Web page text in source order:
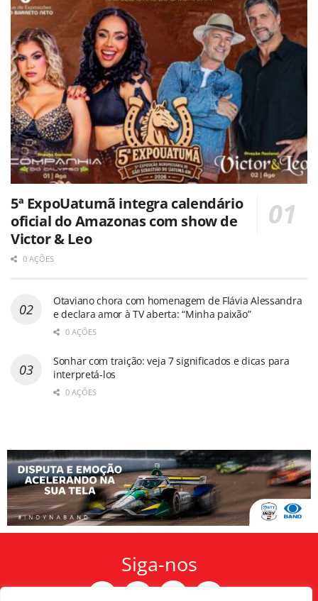
5ª ExpoUatumã integra calendário
oficial do Amazonas com show de
Victor & Leo
0 AÇÕES
Otaviano chora com homenagem de Flávia Alessandra
e declara amor à TV aberta: “Minha paixão”
0 AÇÕES
Sonhar com traição: veja 7 significados e dicas para
interpretá-los
0 AÇÕES
Siga-nos